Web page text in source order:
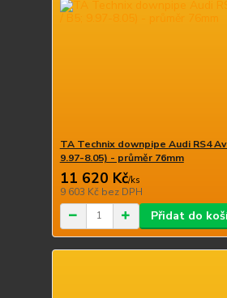
TA Technix downpipe Audi RS4
9.97-8.05) - průměr 76mm
11 620 Kč/ks
9 603 Kč bez DPH
Přidat do